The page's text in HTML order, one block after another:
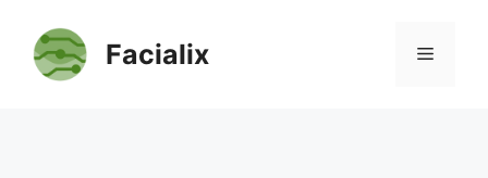
contenido
Facialix Menú